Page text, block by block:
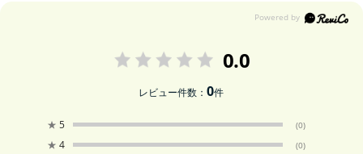
0.0
レビュー件数：0件
★ 5 (0)
★ 4 (0)